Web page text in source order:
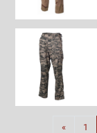
«Zurück
1